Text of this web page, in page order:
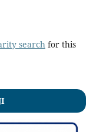
search for this